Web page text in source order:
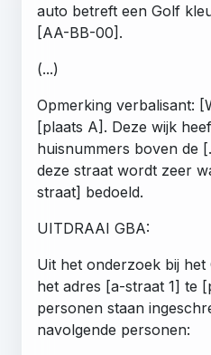
auto betreft een Golf
[AA-BB-00].
(...)
Opmerking verbalisant:
[plaats A]. Deze wijk
huisnummers boven de
deze straat wordt zeer
straat] bedoeld.
UITDRAAI GBA:
Uit het onderzoek bij
het adres [a-straat 1] te
personen staan
navolgende personen: